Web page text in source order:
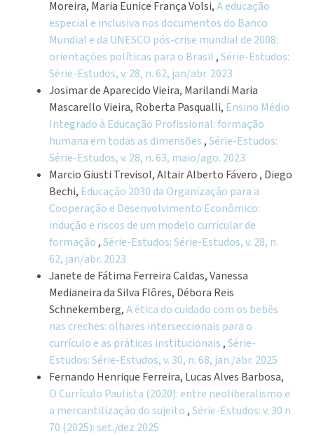
Moreira, Maria Eunice França Volsi,A educação
especial e inclusiva nos documentos do Banco
Mundial e da UNESCO pós-crise mundial de 2008:
orientações políticas para o Brasil ,Série-Estudos:
Série-Estudos, v. 28, n. 62, jan/abr. 2023
Josimar de Aparecido Vieira, Marilandi Maria
Mascarello Vieira, Roberta Pasqualli, Ensino Médio
Integrado à Educação Profissional: formação
humana em todas as dimensões ,Série-Estudos:
Série-Estudos, v. 28, n. 63, maio/ago. 2023
Marcio Giusti Trevisol, Altair Alberto Fávero , Diego
Bechi, Educação 2030 da Organização para a
Cooperação e Desenvolvimento Econômico:
indução e riscos de um modelo curricular de
formação ,Série-Estudos: Série-Estudos, v. 28, n.
62, jan/abr. 2023
Janete de Fátima Ferreira Caldas, Vanessa
Medianeira da Silva Flôres, Débora Reis
Schnekemberg,A ética do cuidado com os bebês
nas creches: olhares interseccionais para o
currículo e as práticas institucionais ,Série-
Estudos: Série-Estudos, v. 30, n. 68, jan./abr. 2025
Fernando Henrique Ferreira, Lucas Alves Barbosa,
O Currículo Paulista (2020): entre neoliberalismo e
a mercantilização do sujeito ,Série-Estudos: v. 30 n.
70 (2025): set./dez 2025